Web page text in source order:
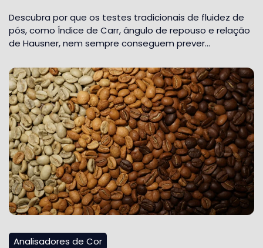
Descubra por que os testes tradicionais de fluidez de
pós, como Índice de Carr, ângulo de repouso e relação
de Hausner, nem sempre conseguem prever…
Analisadores de Cor